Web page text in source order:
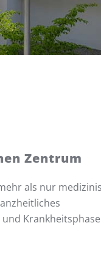
Zentrum
als nur